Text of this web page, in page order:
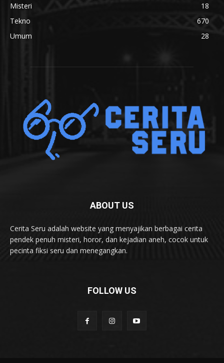
Misteri
18
Tekno
670
Umum
28
ABOUT US
Cerita Seru adalah website yang menyajikan berbagai cerita
pendek penuh misteri, horor, dan kejadian aneh, cocok untuk
pecinta fiksi seru dan menegangkan.
FOLLOW US